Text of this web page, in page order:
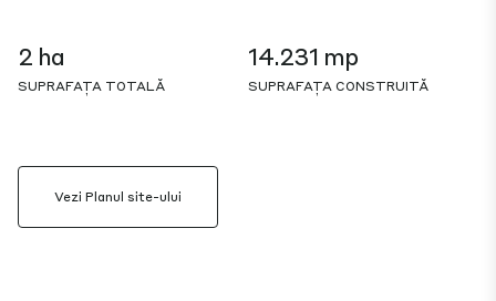
2 ha
SUPRAFAȚA TOTALĂ
14.231 mp
SUPRAFAȚA CONSTRUITĂ
Vezi Planul site-ului